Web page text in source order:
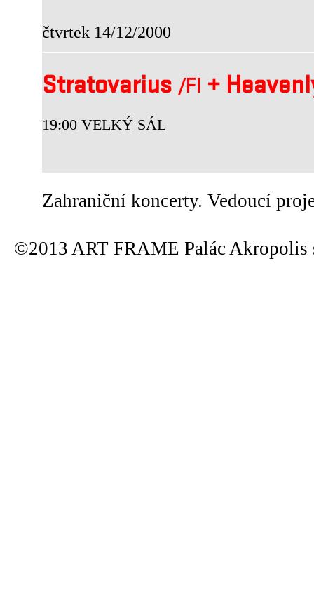
čtvrtek 14/12/2000
Stratovarius /FI +
19:00 VELKÝ SÁL
Zahraniční koncerty. Vedoucí
©2013 ART FRAME Palác Akropolis